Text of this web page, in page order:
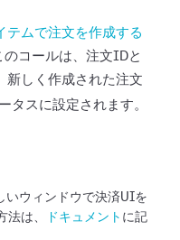
テムで注文を作成する
コールは、注文IDと
新しく作成された注文
タスに設定されます。
いウィンドウで決済UIを
法は、
ドキュメント に記